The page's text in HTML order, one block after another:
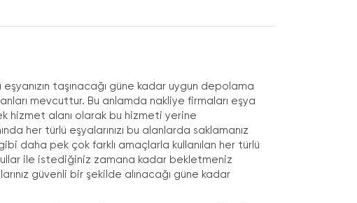
taşınacağı güne kadar uygun depolama
mevcuttur. Bu anlamda nakliye firmaları eşya
hizmet alanı olarak bu hizmeti yerine
her türlü eşyalarınızı bu alanlarda saklamanız
daha pek çok farklı amaçlarla kullanılan her türlü
ile istediğiniz zamana kadar bekletmeniz
güvenli bir şekilde alınacağı güne kadar